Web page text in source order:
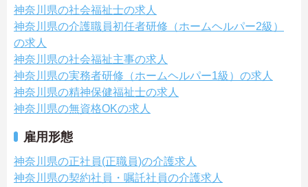
神奈川県の社会福祉士の求人
神奈川県の介護職員初任者研修（ホームヘルパー2級）
の求人
神奈川県の社会福祉主事の求人
神奈川県の実務者研修（ホームヘルパー1級）の求人
神奈川県の精神保健福祉士の求人
神奈川県の無資格OKの求人
雇用形態
神奈川県の正社員(正職員)の介護求人
神奈川県の契約社員・嘱託社員の介護求人